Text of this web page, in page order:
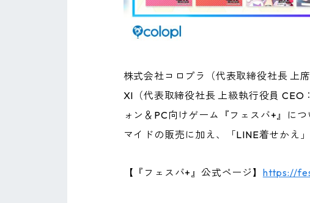
株式会社コロプラ（代表取締役社長 上
XI（代表取締役社長 上級執行役員
ォン＆PC向けゲーム『フェスバ+』に
マイドの販売に加え、「LINE着せかえ
【『フェスバ+』公式ページ】 https://